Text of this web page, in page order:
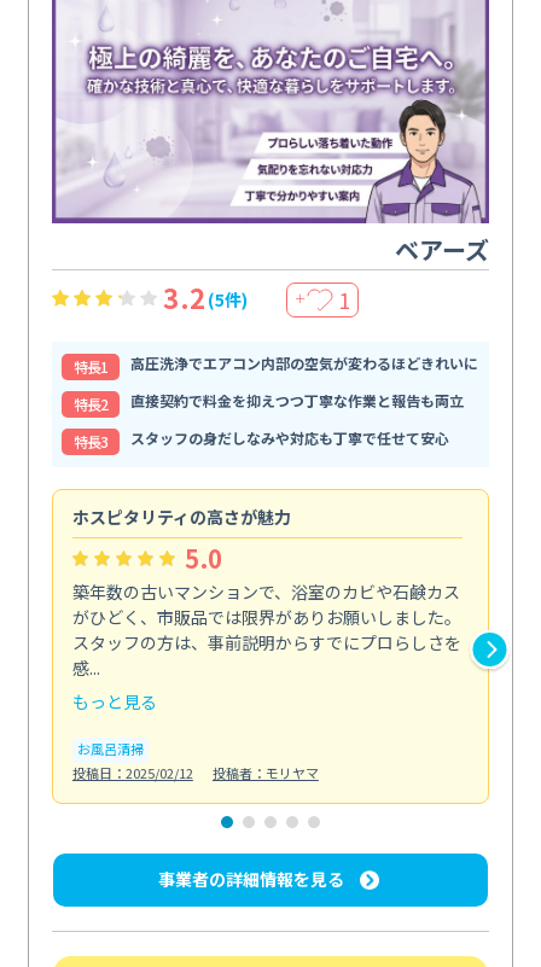
ベアーズ
3.2 (5件) ＋ 1
特⻑1
高圧洗浄でエアコン内部の空気が変わるほどきれいに
特⻑2
直接契約で料金を抑えつつ丁寧な作業と報告も両立
特⻑3
スタッフの身だしなみや対応も丁寧で任せて安心
ホスピタリティの高さが魅力
5.0
築年数の古いマンションで、浴室のカビや石鹸カス
がひどく、市販品では限界がありお願いしました。
スタッフの方は、事前説明からすでにプロらしさを
感...
もっと見る
お風呂清掃
投稿日：2025/02/12
投稿者：モリヤマ
事業者の詳細情報を見る